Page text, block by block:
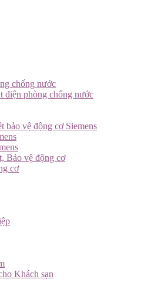
chống nước
điện phòng chống nước
bảo vệ động cơ Siemens
Bảo vệ động cơ
cơ
Khách sạn